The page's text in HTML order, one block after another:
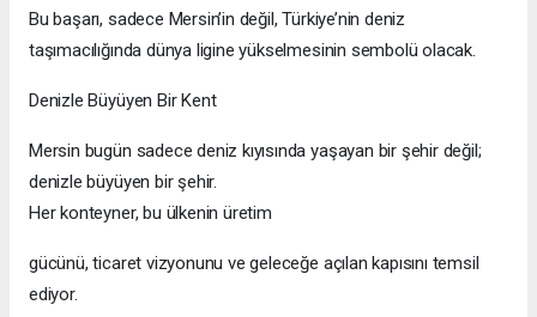
Bu başarı, sadece Mersin’in değil, Türkiye’nin deniz
taşımacılığında dünya ligine yükselmesinin sembolü olacak.
Denizle Büyüyen Bir Kent
Mersin bugün sadece deniz kıyısında yaşayan bir şehir değil;
denizle büyüyen bir şehir.
Her konteyner, bu ülkenin üretim
gücünü, ticaret vizyonunu ve geleceğe açılan kapısını temsil
ediyor.